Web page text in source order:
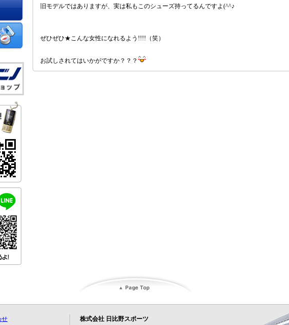
旧モデルではありますが、実は私もこのシューズ持ってるんですよ(^^♪
ぜひぜひ★こんな女性になれるよう!!!!（笑）
お試しされてはいかがですか？？？
せ
株式会社 日比野スポーツ